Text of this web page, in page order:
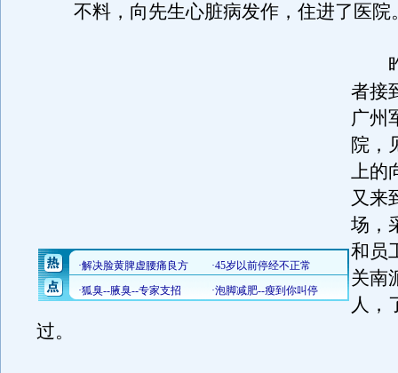
不料，向先生心脏病发作，住进了医院
昨
者接
广州
院，
上的
又来
场，
和员
关南
人，
过。